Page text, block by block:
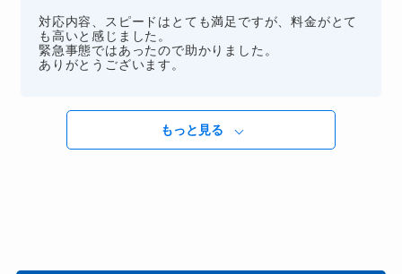
対応内容、スピードはとても満足ですが、料金がとて
も高いと感じました。
緊急事態ではあったので助かりました。
ありがとうございます。
もっと見る